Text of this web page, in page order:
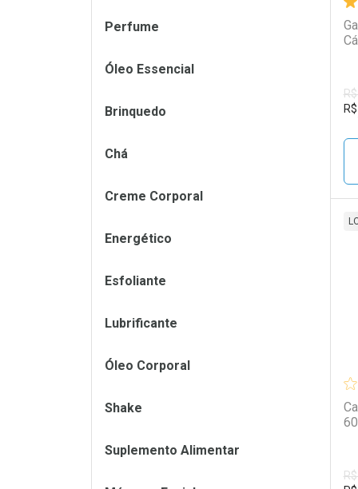
R$
Perfume
Óleo Essencial
Brinquedo
Chá
Creme Corporal
Energético
Esfoliante
Lubrificante
Óleo Corporal
Shake
Suplemento Alimentar